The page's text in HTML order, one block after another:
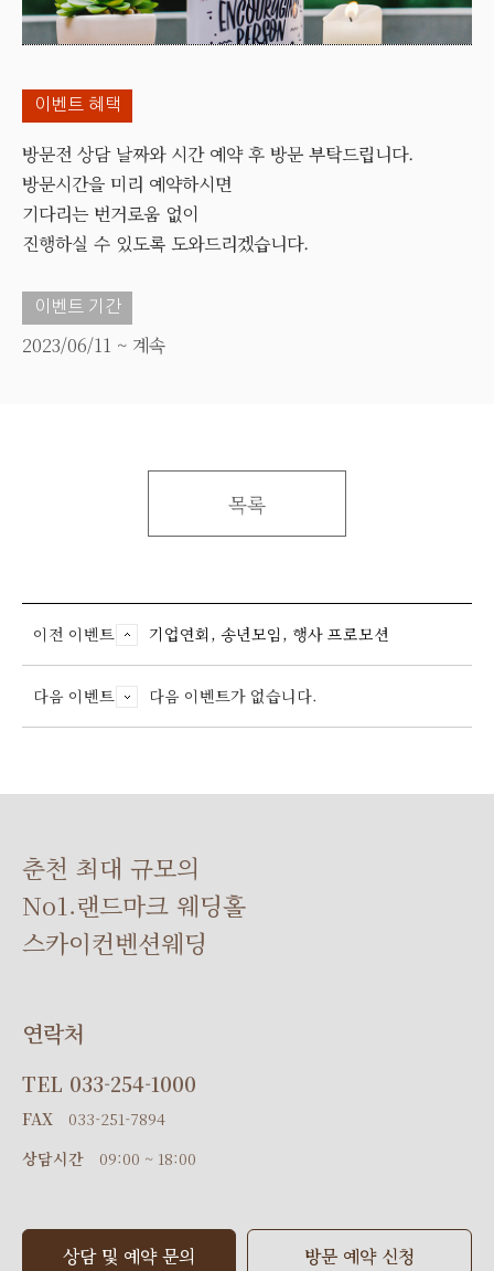
이벤트 혜택
방문전 상담 날짜와 시간 예약 후 방문 부탁드립니다.
방문시간을 미리 예약하시면
기다리는 번거로움 없이
진행하실 수 있도록 도와드리겠습니다.
이벤트 기간
2023/06/11 ~ 계속
목록
이전 이벤트 기업연회, 송년모임, 행사 프로모션
다음 이벤트 다음 이벤트가 없습니다.
춘천 최대 규모의
No1.랜드마크 웨딩홀
스카이컨벤션웨딩
연락처
TEL 033-254-1000
FAX
033-251-7894
상담시간
09:00 ~ 18:00
상담 및 예약 문의 방문 예약 신청